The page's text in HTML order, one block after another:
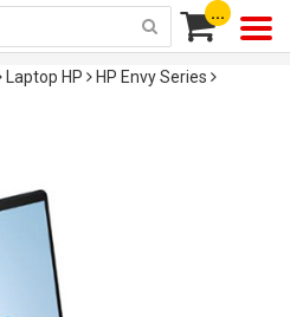
...
Laptop HP
HP Envy Series